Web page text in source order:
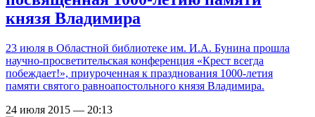
князя Владимира
23 июля в Областной библиотеке им. И.А. Бунина прошла
научно-просветительская конференция «Крест всегда
побеждает!», приуроченная к празднования 1000-летия
памяти святого равноапостольного князя Владимира.
24 июля 2015 — 20:13